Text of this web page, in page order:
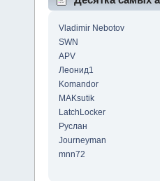
Vladimir Nebotov
SWN
APV
Леонид1
Komandor
MAKsutik
LatchLocker
Руслан
Journeyman
mnn72